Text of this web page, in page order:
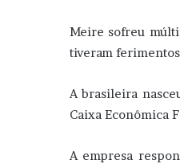
Meire sofreu
tiveram
A brasileira
Caixa Econômica
A empresa